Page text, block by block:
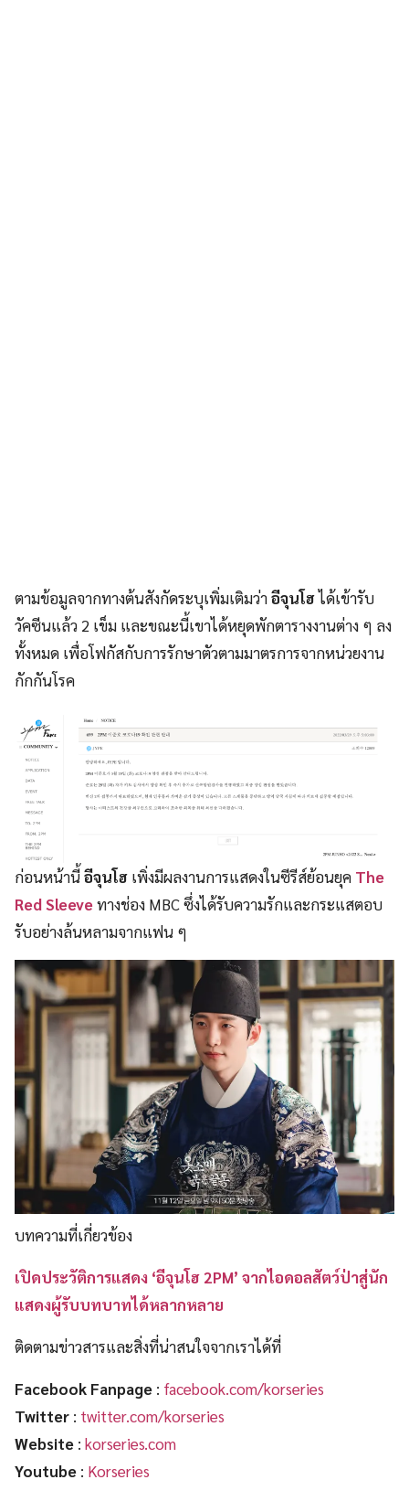
ตามข้อมูลจากทางต้นสังกัดระบุเพิ่มเติมว่าอีจุนโฮได้เข้ารับ
วัคซีนแล้ว 2 เข็ม และขณะนี้เขาได้หยุดพักตารางงานต่าง ๆ ลง
ทั้งหมด เพื่อโฟกัสกับการรักษาตัวตามมาตรการจากหน่วยงาน
กักกันโรค
ก่อนหน้านี้อีจุนโฮ เพิ่งมีผลงานการแสดงในซีรีส์ย้อนยุค The
Red Sleeveทางช่อง MBC ซึ่งได้รับความรักและกระแสตอบ
รับอย่างล้นหลามจากแฟน ๆ
บทความที่เกี่ยวข้อง
เปิดประวัติการแสดง ‘อีจุนโฮ 2PM’ จากไอดอลสัตว์ป่าสู่นัก
แสดงผู้รับบทบาทได้หลากหลาย
ติดตามข่าวสารและสิ่งที่น่าสนใจจากเราได้ที่
Facebook Fanpage : facebook.com/korseries
Twitter : twitter.com/korseries
Website : korseries.com
Youtube : Korseries